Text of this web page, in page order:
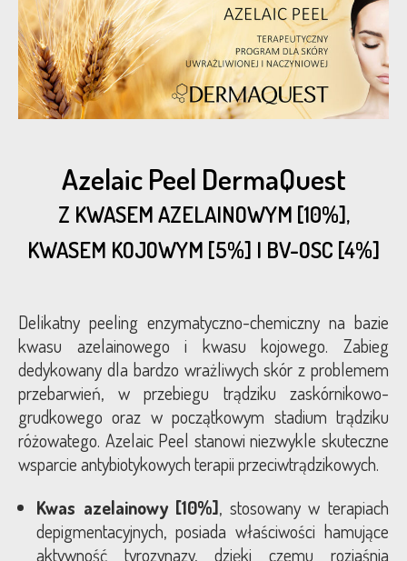
Azelaic Peel DermaQuest
Z KWASEM AZELAINOWYM [10%],
KWASEM KOJOWYM [5%] I BV-OSC [4%]
Delikatny peeling enzymatyczno-chemiczny na bazie
kwasu azelainowego i kwasu kojowego. Zabieg
dedykowany dla bardzo wrażliwych skór z problemem
przebarwień, w przebiegu trądziku zaskórnikowo-
grudkowego oraz w początkowym stadium trądziku
różowatego. Azelaic Peel stanowi niezwykle skuteczne
wsparcie antybiotykowych terapii przeciwtrądzikowych.
Kwas azelainowy [10%], stosowany w terapiach
depigmentacyjnych, posiada właściwości hamujące
aktywność tyrozynazy, dzięki czemu rozjaśnia